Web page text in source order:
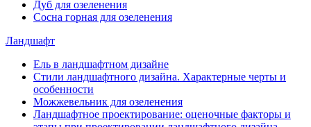
Дуб для озеленения
Сосна горная для озеленения
Ландшафт
Ель в ландшафтном дизайне
Стили ландшафтного дизайна. Характерные черты и
особенности
Можжевельник для озеленения
Ландшафтное проектирование: оценочные факторы и